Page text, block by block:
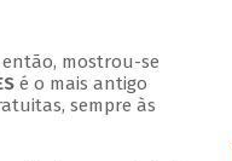
então, mostrou-se
é o mais antigo
sempre às